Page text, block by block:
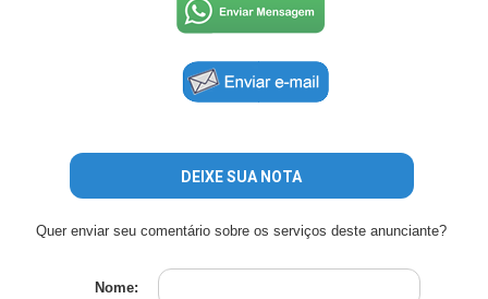
DEIXE SUA NOTA
Quer enviar seu comentário sobre os serviços deste anunciante?
Nome: